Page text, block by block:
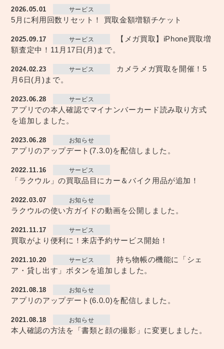
2026.05.01 サービス
5月に利用回数リセット！ 買取金額増額チケット
2025.09.17 サービス
【メガ買取】iPhone買取増
額査定中！11月17日(月)まで。
2024.02.23 サービス
カメラメガ買取を開催！5
月6日(月)まで。
2023.06.28 サービス
アプリでの本人確認でマイナンバーカード読み取り方式
を追加しました。
2023.06.28 お知らせ
アプリのアップデート(7.3.0)を配信しました。
2022.11.16 サービス
「ラクウル」の買取品目にカー＆バイク用品が追加！
2022.03.07 お知らせ
ラクウルの使い方ガイドの動画を公開しました。
2021.11.17 サービス
買取がより便利に！来店予約サービス開始！
2021.10.20 サービス
持ち物帳の機能に「シェ
ア・貸し出す」ボタンを追加しました。
2021.08.18 お知らせ
アプリのアップデート(6.0.0)を配信しました。
2021.08.18 お知らせ
本人確認の方法を「書類と顔の撮影」に変更しました。